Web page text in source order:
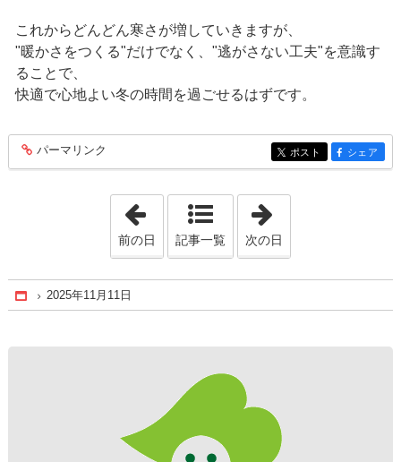
これからどんどん寒さが増していきますが、
"暖かさをつくる"だけでなく、"逃がさない工夫"を意識す
ることで、
快適で心地よい冬の時間を過ごせるはずです。
entry424
パーマリンク entry424
ポスト entry424
シェア
「2025年10月28日」
前の日 記事一覧 次の日
Home
2025年11月11日